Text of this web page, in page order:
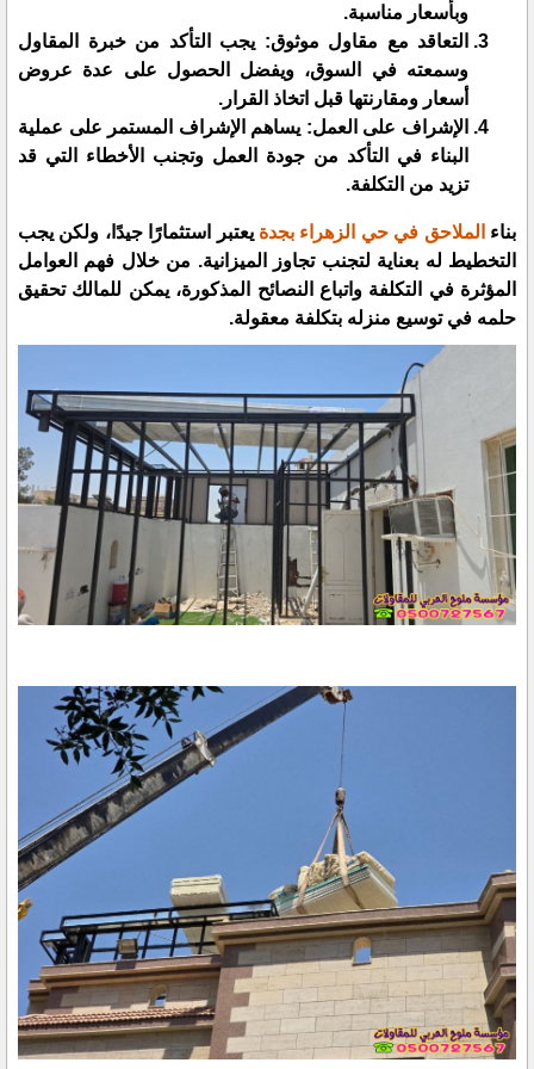
وبأسعار مناسبة.
​التعاقد مع مقاول موثوق: يجب التأكد من خبرة المقاول
وسمعته في السوق، ويفضل الحصول على عدة عروض
أسعار ومقارنتها قبل اتخاذ القرار.
​الإشراف على العمل: يساهم الإشراف المستمر على عملية
البناء في التأكد من جودة العمل وتجنب الأخطاء التي قد
تزيد من التكلفة.
​بناء الملاحق في حي الزهراء بجدة يعتبر استثمارًا جيدًا، ولكن يجب
التخطيط له بعناية لتجنب تجاوز الميزانية. من خلال فهم العوامل
المؤثرة في التكلفة واتباع النصائح المذكورة، يمكن للمالك تحقيق
حلمه في توسيع منزله بتكلفة معقولة.